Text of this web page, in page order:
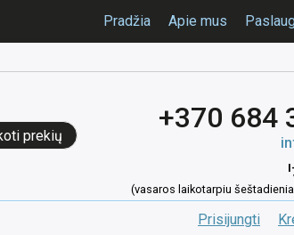
Pradžia Apie mus
+370 684
(vasaros laikotarpiu
Prisijungti